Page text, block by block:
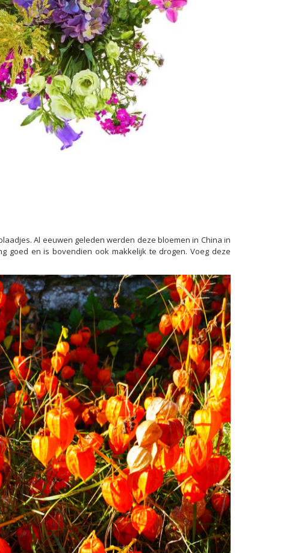
Al eeuwen geleden werden deze bloemen in China in
goed en is bovendien ook makkelijk te drogen. Voeg deze